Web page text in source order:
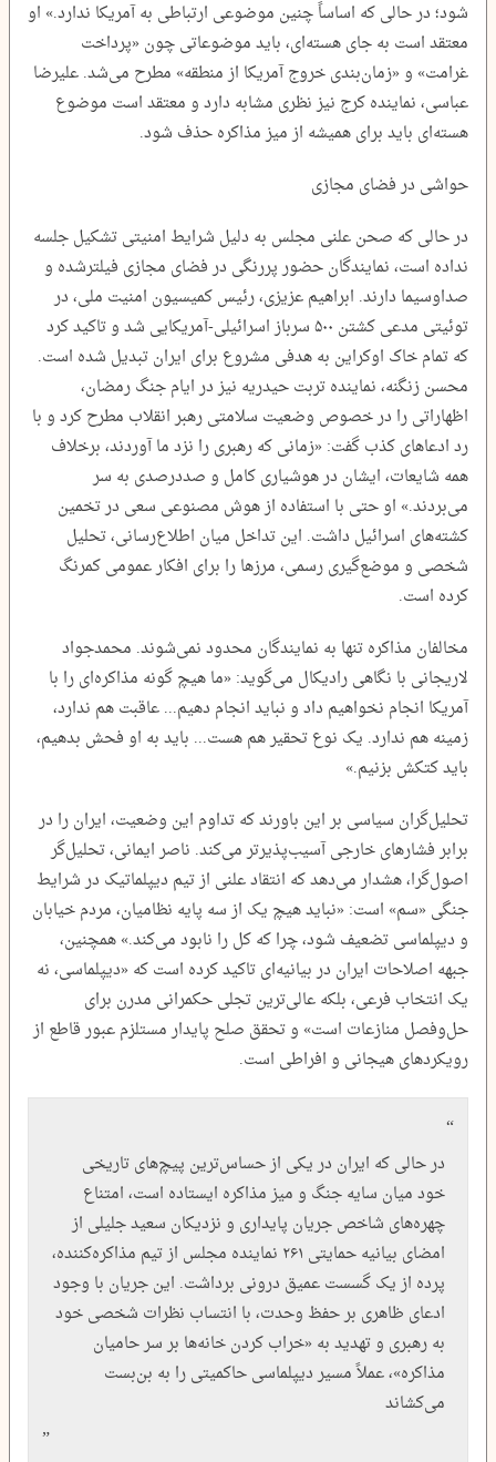
شود؛ در حالی که اساساً چنین موضوعی ارتباطی به آمریکا ندارد.» او
معتقد است به جای هسته‌ای، باید موضوعاتی چون «پرداخت
غرامت» و «زمان‌بندی خروج آمریکا از منطقه» مطرح می‌شد. علیرضا
عباسی، نماینده کرج نیز نظری مشابه دارد و معتقد است موضوع
هسته‌ای باید برای همیشه از میز مذاکره حذف شود.
حواشی در فضای مجازی
در حالی که صحن علنی مجلس به دلیل شرایط امنیتی تشکیل جلسه
نداده است، نمایندگان حضور پررنگی در فضای مجازی فیلترشده و
صداوسیما دارند. ابراهیم عزیزی، رئیس کمیسیون امنیت ملی، در
توئیتی مدعی کشتن ۵۰۰ سرباز اسرائیلی-آمریکایی شد و تاکید کرد
که تمام خاک اوکراین به هدفی مشروع برای ایران تبدیل شده است.
محسن زنگنه، نماینده تربت حیدریه نیز در ایام جنگ رمضان،
اظهاراتی را در خصوص وضعیت سلامتی رهبر انقلاب مطرح کرد و با
رد ادعاهای کذب گفت: «زمانی که رهبری را نزد ما آوردند، برخلاف
همه شایعات، ایشان در هوشیاری کامل و صددرصدی به سر
می‌بردند.» او حتی با استفاده از هوش مصنوعی سعی در تخمین
کشته‌های اسرائیل داشت. این تداخل میان اطلاع‌رسانی، تحلیل
شخصی و موضع‌گیری رسمی، مرزها را برای افکار عمومی کمرنگ
کرده است.
مخالفان مذاکره تنها به نمایندگان محدود نمی‌شوند. محمدجواد
لاریجانی با نگاهی رادیکال می‌گوید: «ما هیچ گونه مذاکره‌ای را با
آمریکا انجام نخواهیم داد و نباید انجام دهیم... عاقبت هم ندارد،
زمینه هم ندارد. یک نوع تحقیر هم هست... باید به او فحش بدهیم،
باید کتکش بزنیم.»
تحلیل‌گران سیاسی بر این باورند که تداوم این وضعیت، ایران را در
برابر فشارهای خارجی آسیب‌پذیرتر می‌کند. ناصر ایمانی، تحلیل‌گر
اصول‌گرا، هشدار می‌دهد که انتقاد علنی از تیم دیپلماتیک در شرایط
جنگی «سم» است: «نباید هیچ یک از سه پایه نظامیان، مردم خیابان
و دیپلماسی تضعیف شود، چرا که کل را نابود می‌کند.» همچنین،
جبهه اصلاحات ایران در بیانیه‌ای تاکید کرده است که «دیپلماسی، نه
یک انتخاب فرعی، بلکه عالی‌ترین تجلی حکمرانی مدرن برای
حل‌وفصل منازعات است» و تحقق صلح پایدار مستلزم عبور قاطع از
رویکردهای هیجانی و افراطی است.
در حالی که ایران در یکی از حساس‌ترین پیچ‌های تاریخی
خود میان سایه جنگ و میز مذاکره ایستاده است، امتناع
چهره‌های شاخص جریان پایداری و نزدیکان سعید جلیلی از
امضای بیانیه حمایتی ۲۶۱ نماینده مجلس از تیم مذاکره‌کننده،
پرده از یک گسست عمیق درونی برداشت. این جریان با وجود
ادعای ظاهری بر حفظ وحدت، با انتساب نظرات شخصی خود
به رهبری و تهدید به «خراب کردن خانه‌ها بر سر حامیان
مذاکره»، عملاً مسیر دیپلماسی حاکمیتی را به بن‌بست
می‌کشاند